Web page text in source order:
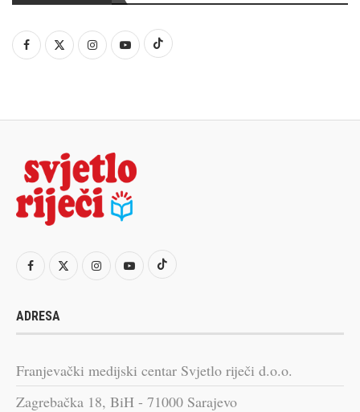
ADRESA
Franjevački medijski centar Svjetlo riječi d.o.o.
Zagrebačka 18, BiH - 71000 Sarajevo